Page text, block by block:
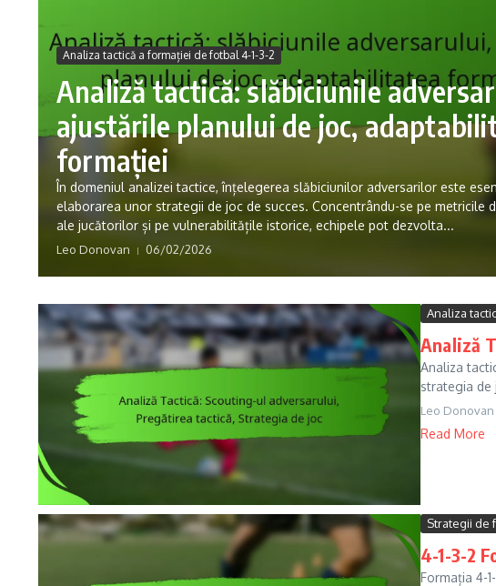
Analiza tactică a formației de fotbal 4-1-3-2
Analiză tactică: slăbiciunile
ajustările planului de joc,
formației
În domeniul analizei tactice, înțelegerea slăbiciunilor adversarilor este
elaborarea unor strategii de joc de succes. Concentrându-se pe metricile
ale jucătorilor și pe vulnerabilitățile istorice, echipele pot dezvolta...
Leo Donovan 06/02/2026
Analiza
Analiză
Analiza
strategia de
Leo Donovan
Read More
Strategii de
4-1-3-2
Formația 4-